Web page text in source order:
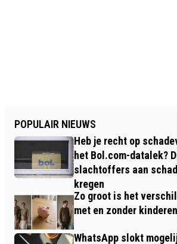
POPULAIR NIEUWS
Heb je recht op
het Bol.com-datalek?
slachtoffers aan
kregen
Zo groot is het
met en zonder kinderen
WhatsApp slokt